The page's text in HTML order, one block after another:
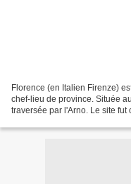
Florence (en Italien Firenze)
chef-lieu de province. Située
traversée par l'Arno. Le site fut